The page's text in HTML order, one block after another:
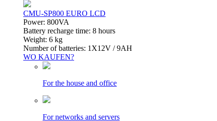
CMU-SP800 EURO LCD
Power: 800VA
Battery recharge time: 8 hours
Weight: 6 kg
Number of batteries: 1Х12V / 9AH
WO KAUFEN?
For the house and office
For networks and servers